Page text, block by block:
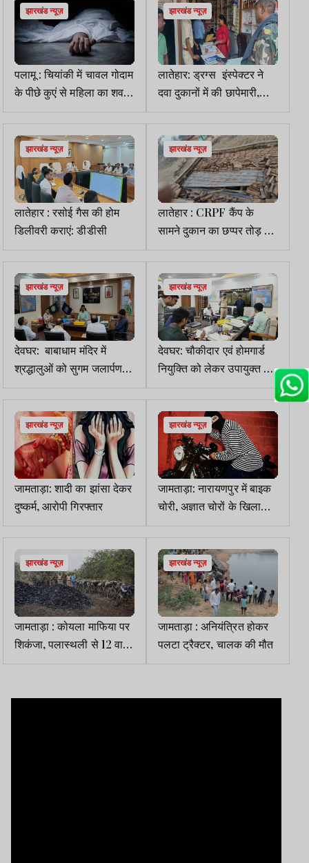
झारखंड न्यूज़
पलामू : चियांकी में चावल गोदाम
के पीछे कुएं से महिला का शव
बरामद
झारखंड न्यूज़
लातेहार: ड्रग्स इंस्पेक्टर ने
दवा दुकानों में की छापेमारी,
जांच के लिए उठाया सैंपल
झारखंड न्यूज़
लातेहार : रसोई गैस की होम
डिलीवरी कराएं: डीडीसी
झारखंड न्यूज़
लातेहार : CRPF कैंप के
सामने दुकान का छप्पर तोड़ एक
लाख उड़ा ले गए चोर
झारखंड न्यूज़
देवघर: बाबाधाम मंदिर में
श्रद्धालुओं को सुगम जलार्पण
कराना प्राथमिकता- उपायुक्त
झारखंड न्यूज़
देवघर: चौकीदार एवं होमगार्ड
नियुक्ति को लेकर उपायुक्त ने
बैठक, समय-सीमा निर्धारित का
निर्देश
झारखंड न्यूज़
जामताड़ा: शादी का झांसा देकर
दुष्कर्म, आरोपी गिरफ्तार
झारखंड न्यूज़
जामताड़ा: नारायणपुर में बाइक
चोरी, अज्ञात चोरों के खिलाफ
मामला दर्ज
झारखंड न्यूज़
जामताड़ा : कोयला माफिया पर
शिकंजा, पलास्थली से 12 वाहन
व 10 टन अवैध कोयला जब्त
झारखंड न्यूज़
जामताड़ा : अनियंत्रित होकर
पलटा ट्रैक्टर, चालक की मौत